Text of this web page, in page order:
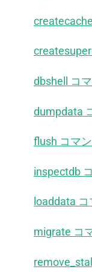
dbshell コ
dumpdata
flush コマ
inspectdb
loaddata
migrate コ